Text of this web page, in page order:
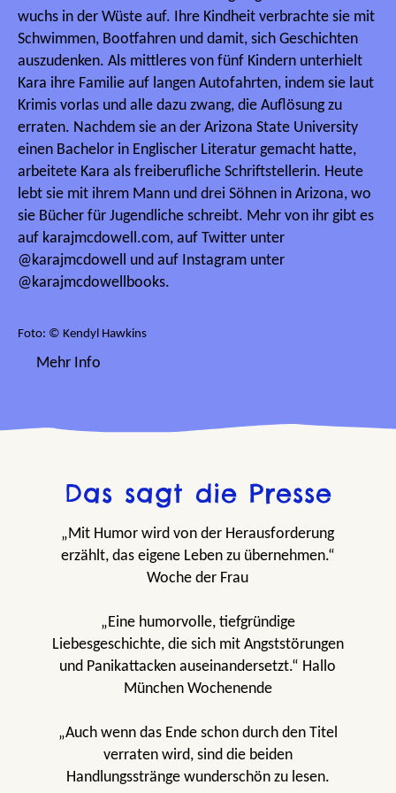
wuchs in der Wüste auf. Ihre Kindheit verbrachte sie mit
Schwimmen, Bootfahren und damit, sich Geschichten
auszudenken. Als mittleres von fünf Kindern unterhielt
Kara ihre Familie auf langen Autofahrten, indem sie laut
Krimis vorlas und alle dazu zwang, die Auflösung zu
erraten. Nachdem sie an der Arizona State University
einen Bachelor in Englischer Literatur gemacht hatte,
arbeitete Kara als freiberufliche Schriftstellerin. Heute
lebt sie mit ihrem Mann und drei Söhnen in Arizona, wo
sie Bücher für Jugendliche schreibt. Mehr von ihr gibt es
auf karajmcdowell.com, auf Twitter unter
@karajmcdowell und auf Instagram unter
@karajmcdowellbooks.
Foto: © Kendyl Hawkins
Mehr Info
Das sagt die Presse
„Mit Humor wird von der Herausforderung
erzählt, das eigene Leben zu übernehmen.“
Woche der Frau
„Eine humorvolle, tiefgründige
Liebesgeschichte, die sich mit Angststörungen
und Panikattacken auseinandersetzt.“ Hallo
München Wochenende
„Auch wenn das Ende schon durch den Titel
verraten wird, sind die beiden
Handlungsstränge wunderschön zu lesen.